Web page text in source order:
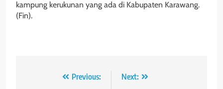
kampung kerukunan yang ada di Kabupaten Karawang.
(Fin).
Navigasi Previous:
Next: